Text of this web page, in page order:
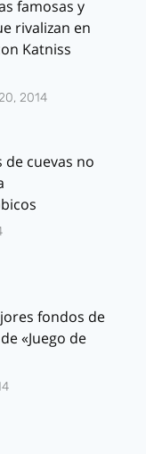
famosas y
rivalizan en
Katniss
2014
de cuevas no
fondos de
«Juego de